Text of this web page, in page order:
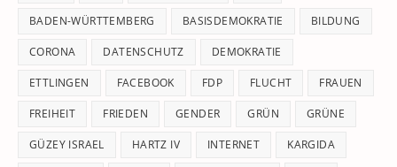
BADEN-WÜRTTEMBERG BASISDEMOKRATIE BILDUNG
CORONA DATENSCHUTZ DEMOKRATIE
ETTLINGEN FACEBOOK FDP FLUCHT FRAUEN
FREIHEIT FRIEDEN GENDER GRÜN GRÜNE
GÜZEY ISRAEL HARTZ IV INTERNET KARGIDA